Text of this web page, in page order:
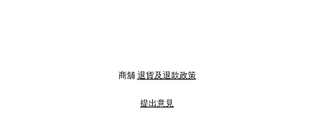
商舖 退貨及退款政策
提出意見